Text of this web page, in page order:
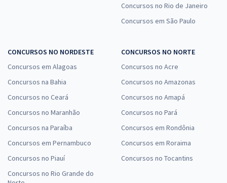
Concursos no Rio de Janeiro
Concursos em São Paulo
CONCURSOS NO NORDESTE
Concursos em Alagoas
Concursos na Bahia
Concursos no Ceará
Concursos no Maranhão
Concursos na Paraíba
Concursos em Pernambuco
Concursos no Piauí
Concursos no Rio Grande do
CONCURSOS NO NORTE
Concursos no Acre
Concursos no Amazonas
Concursos no Amapá
Concursos no Pará
Concursos em Rondônia
Concursos em Roraima
Concursos no Tocantins